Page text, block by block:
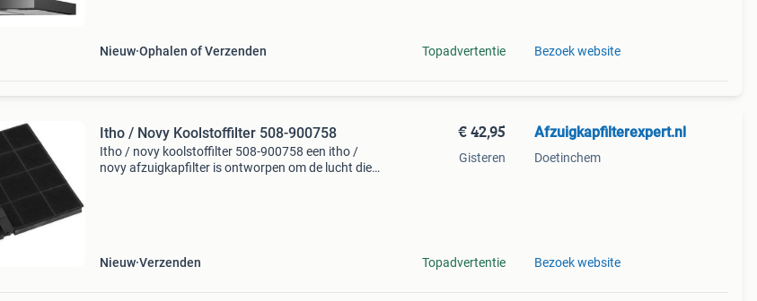
Nieuw Ophalen of Verzenden Topadvertentie Bezoek website
Itho / Novy Koolstoffilter 508-900758
Itho / novy koolstoffilter 508-900758 een itho /
novy afzuigkapfilter is ontworpen om de lucht die
Nieuw Verzenden
€ 42,95
Gisteren
Topadvertentie
Afzuigkapfilterexpert.nl
Doetinchem
Bezoek website